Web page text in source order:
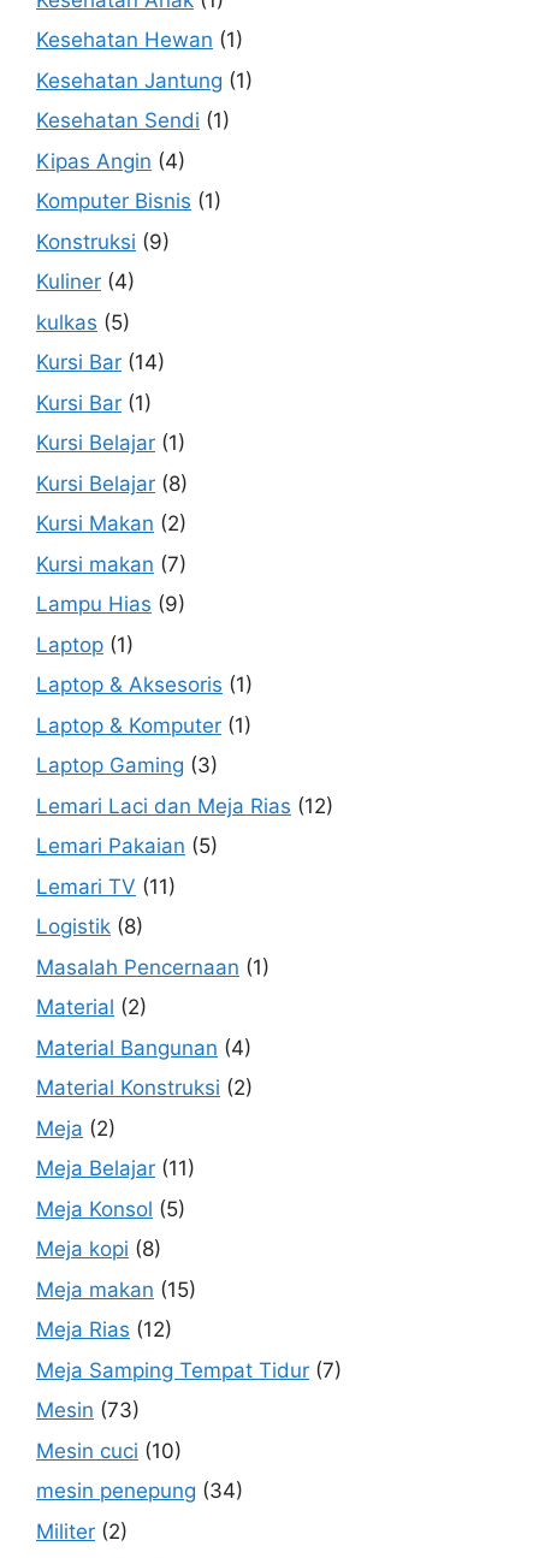
Kesehatan Hewan (1)
Kesehatan Jantung (1)
Kesehatan Sendi (1)
Kipas Angin (4)
Komputer Bisnis (1)
Konstruksi (9)
Kuliner (4)
kulkas (5)
Kursi Bar (14)
Kursi Bar (1)
Kursi Belajar (1)
Kursi Belajar (8)
Kursi Makan (2)
Kursi makan (7)
Lampu Hias (9)
Laptop (1)
Laptop & Aksesoris (1)
Laptop & Komputer (1)
Laptop Gaming (3)
Lemari Laci dan Meja Rias (12)
Lemari Pakaian (5)
Lemari TV (11)
Logistik (8)
Masalah Pencernaan (1)
Material (2)
Material Bangunan (4)
Material Konstruksi (2)
Meja (2)
Meja Belajar (11)
Meja Konsol (5)
Meja kopi (8)
Meja makan (15)
Meja Rias (12)
Meja Samping Tempat Tidur (7)
Mesin (73)
Mesin cuci (10)
mesin penepung (34)
Militer (2)